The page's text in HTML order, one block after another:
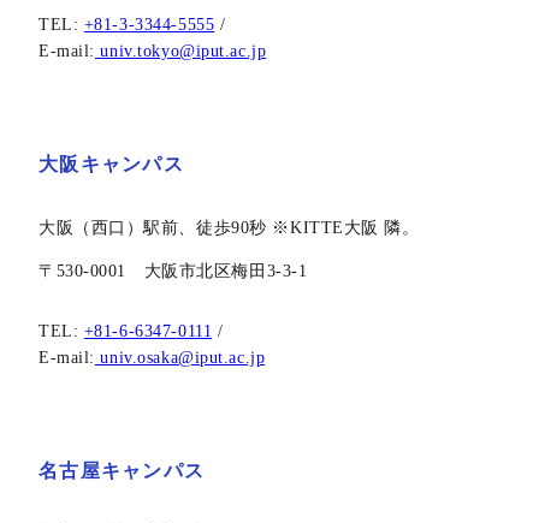
TEL: +81-3-3344-5555 /
E-mail: univ.tokyo@iput.ac.jp
大阪キャンパス
大阪（西口）駅前、徒歩90秒 ※KITTE大阪 隣。
〒530-0001 ⼤阪市北区梅⽥3-3-1
TEL: +81-6-6347-0111 /
E-mail: univ.osaka@iput.ac.jp
名古屋キャンパス